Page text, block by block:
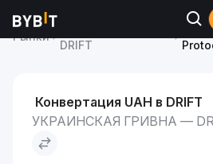
Рынки
DRIFT
Конвертация UAH в DRIFT
УКРАИНСКАЯ ГРИВНА —